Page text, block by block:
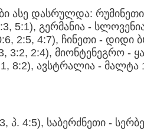
ასე დასრულდა:
5:1), გერმანია -
2:5, 4:7), ჩინეთი - დიდი
3:2, 2:4), მიონტენეგრო -
8:2), ავსტრალია - მალტა
4:5), საბერძნეთი -